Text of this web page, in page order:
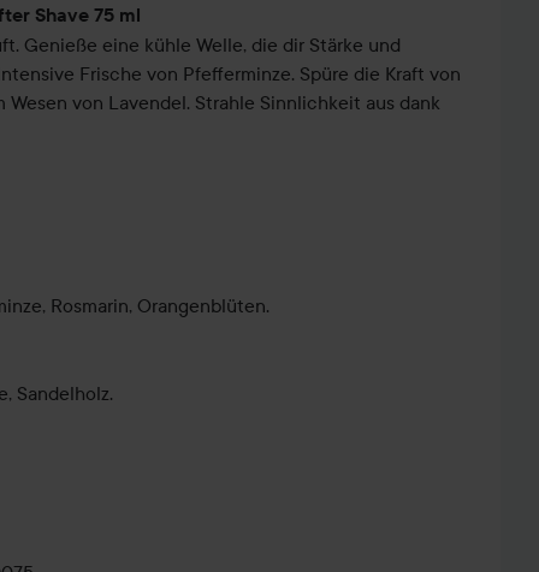
Shave 75 ml
Genieße eine kühle Welle, die dir Stärke und
Frische von Pfefferminze. Spüre die Kraft von
Wesen von Lavendel. Strahle Sinnlichkeit aus dank
Rosmarin, Orangenblüten.
Sandelholz.